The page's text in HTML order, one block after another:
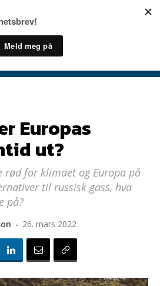
Europas
ut?
rød for klimaet og Europa på
til russisk gass, hva
på?
- 26. mars 2022